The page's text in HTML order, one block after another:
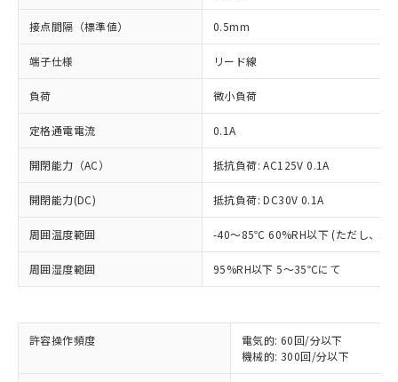
接点間隔（標準値） 0.5mm
端子仕様 リード線
負荷 微小負荷
定格通電電流 0.1A
開閉能力（AC） 抵抗負荷: AC125V 0.1A
開閉能力(DC) 抵抗負荷: DC30V 0.1A
周囲温度範囲 -40～85℃ 60%RH以下 (ただし、氷
周囲湿度範囲 95%RH以下 5～35℃にて
許容操作頻度
電気的: 60回/分以下
機械的: 300回/分以下
対応済み：EU RoHS指令（10物質）の
非含有に対応した製品が提供可能な商品で